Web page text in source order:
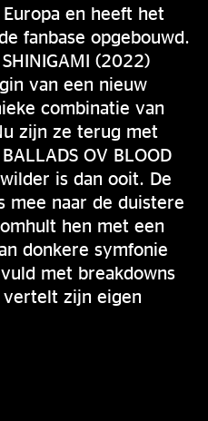
en heeft het
fanbase opgebouwd.
(2022)
van een nieuw
combinatie van
zijn ze terug met
OV BLOOD
is dan ooit. De
mee naar de duistere
hen met een
donkere symfonie
met breakdowns
vertelt zijn eigen